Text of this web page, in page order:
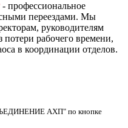
- профессиональное
переездами. Мы
руководителям
рабочего времени,
в координации отделов.
АХП" по кнопке